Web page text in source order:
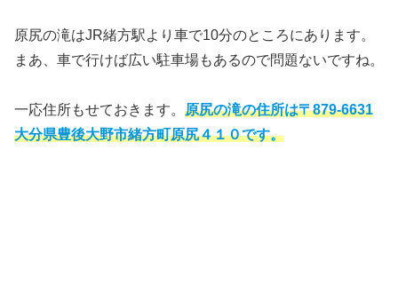
原尻の滝はJR緒方駅より車で10分のところにあります。
まあ、車で行けば広い駐車場もあるので問題ないですね。
一応住所もせておきます。 原尻の滝の住所は〒879-6631
大分県豊後大野市緒方町原尻４１０です。